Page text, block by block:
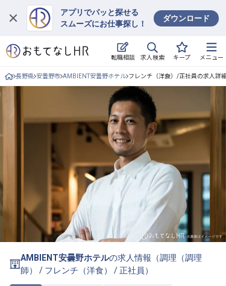
アプリでパッと探せる
スムーズにお仕事探し！
ダウンロード
転職相談 求人検索 キープ メニュー
ログイン
求人・施設を探す
就職・転職 合同説明会
おもてなしHRについて
ご利用の流れ
よくある質問
ホテル・宿泊業界情報コラム
長野県 安曇野市 AMBIENT安曇野ホテル フレンチ（洋食）/正社員の求人詳細
AMBIENT安曇野ホテルの求人情報（調理（調理
師）
/ フレンチ（洋食） /正社員 ）